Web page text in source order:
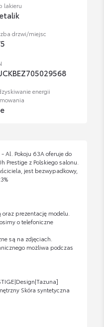
lakieru
drzwi/miejsc
5
energii
Al. Pokoju 63A oferuje do
z Polskiego salonu.
jest bezwypadkowy,
prezentację modelu.
o telefoniczne
są na zdjęciach.
możliwa podczas
Skóra syntetyczna